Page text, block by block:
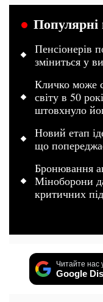
Популярні
Пенсіонерів
зміниться у
Кличко може
світу в 50
штовхнуло
Новий етап
що
Бронювання
Міноборони
критичних
Читайте нас
Google